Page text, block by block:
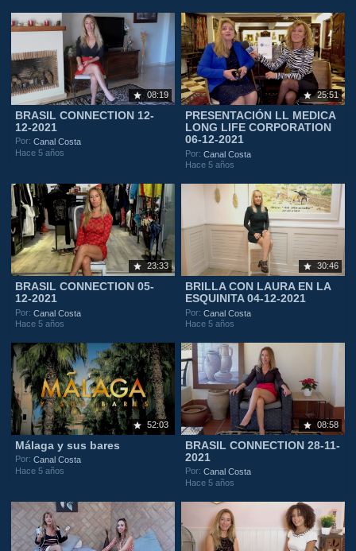
08:19
BRASIL CONNECTION 12-
12-2021
Por:Canal Costa
Hace 5 años
25:51
PRESENTACIÓN LL MEDICA
LONG LIFE CORPORATION
06-12-2021
Por:Canal Costa
Hace 5 años
23:33
BRASIL CONNECTION 05-
12-2021
Por:Canal Costa
Hace 5 años
30:46
BRILLA CON LAURA EN LA
ESQUINITA 04-12-2021
Por:Canal Costa
Hace 5 años
52:03
Málaga y sus bares
Por:Canal Costa
Hace 5 años
08:58
BRASIL CONNECTION 28-11-
2021
Por:Canal Costa
Hace 5 años